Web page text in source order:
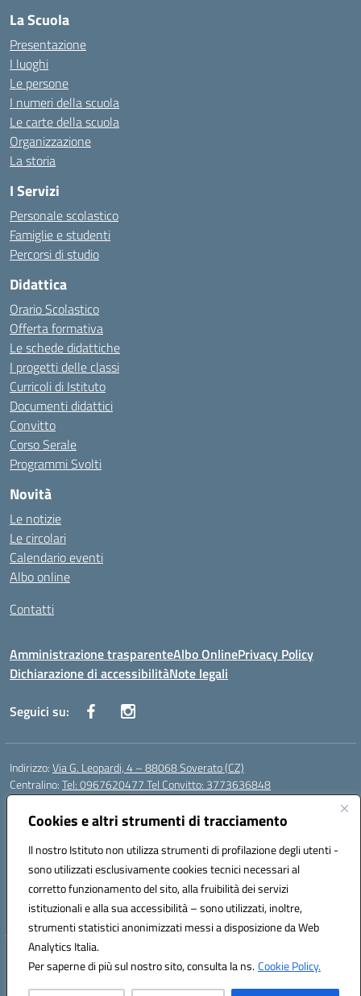
Cookies e altri strumenti di tracciamento
Il nostro Istituto non utilizza strumenti di profilazione degli utenti -
sono utilizzati esclusivamente cookies tecnici necessari al
corretto funzionamento del sito, alla fruibilità dei servizi
istituzionali e alla sua accessibilità – sono utilizzati, inoltre,
strumenti statistici anonimizzati messi a disposizione da Web
Analytics Italia.
Per saperne di più sul nostro sito, consulta la ns.Cookie Policy.
La Scuola
Presentazione
I luoghi
Le persone
I numeri della scuola
Le carte della scuola
Organizzazione
La storia
I Servizi
Personale scolastico
Famiglie e studenti
Percorsi di studio
Didattica
Orario Scolastico
Offerta formativa
Le schede didattiche
I progetti delle classi
Curricoli di Istituto
Documenti didattici
Convitto
Corso Serale
Programmi Svolti
Novità
Le notizie
Le circolari
Calendario eventi
Albo online
Contatti
Amministrazione trasparenteAlbo OnlinePrivacy Policy
Dichiarazione di accessibilitàNote legali
Seguici su:
Indirizzo:Via G. Leopardi, 4 – 88068 Soverato (CZ)
Centralino:Tel: 0967620477 Tel Convitto: 3773636848
Email:
Posta elettronica certificata (PEC):czrh04000q@pec.istruzione.it
Codice fiscale: 84000690796
Codice meccanografico:CZRH04000Q
Codice Indice delle Pubbliche Amministrazioni (IPA): istsc_czrh04000q
Codice unico di fatturazione (CUF): UF9M13
Hosting & Powered by 3D Solution S.r.l.
Concept & Design by Designers Italia